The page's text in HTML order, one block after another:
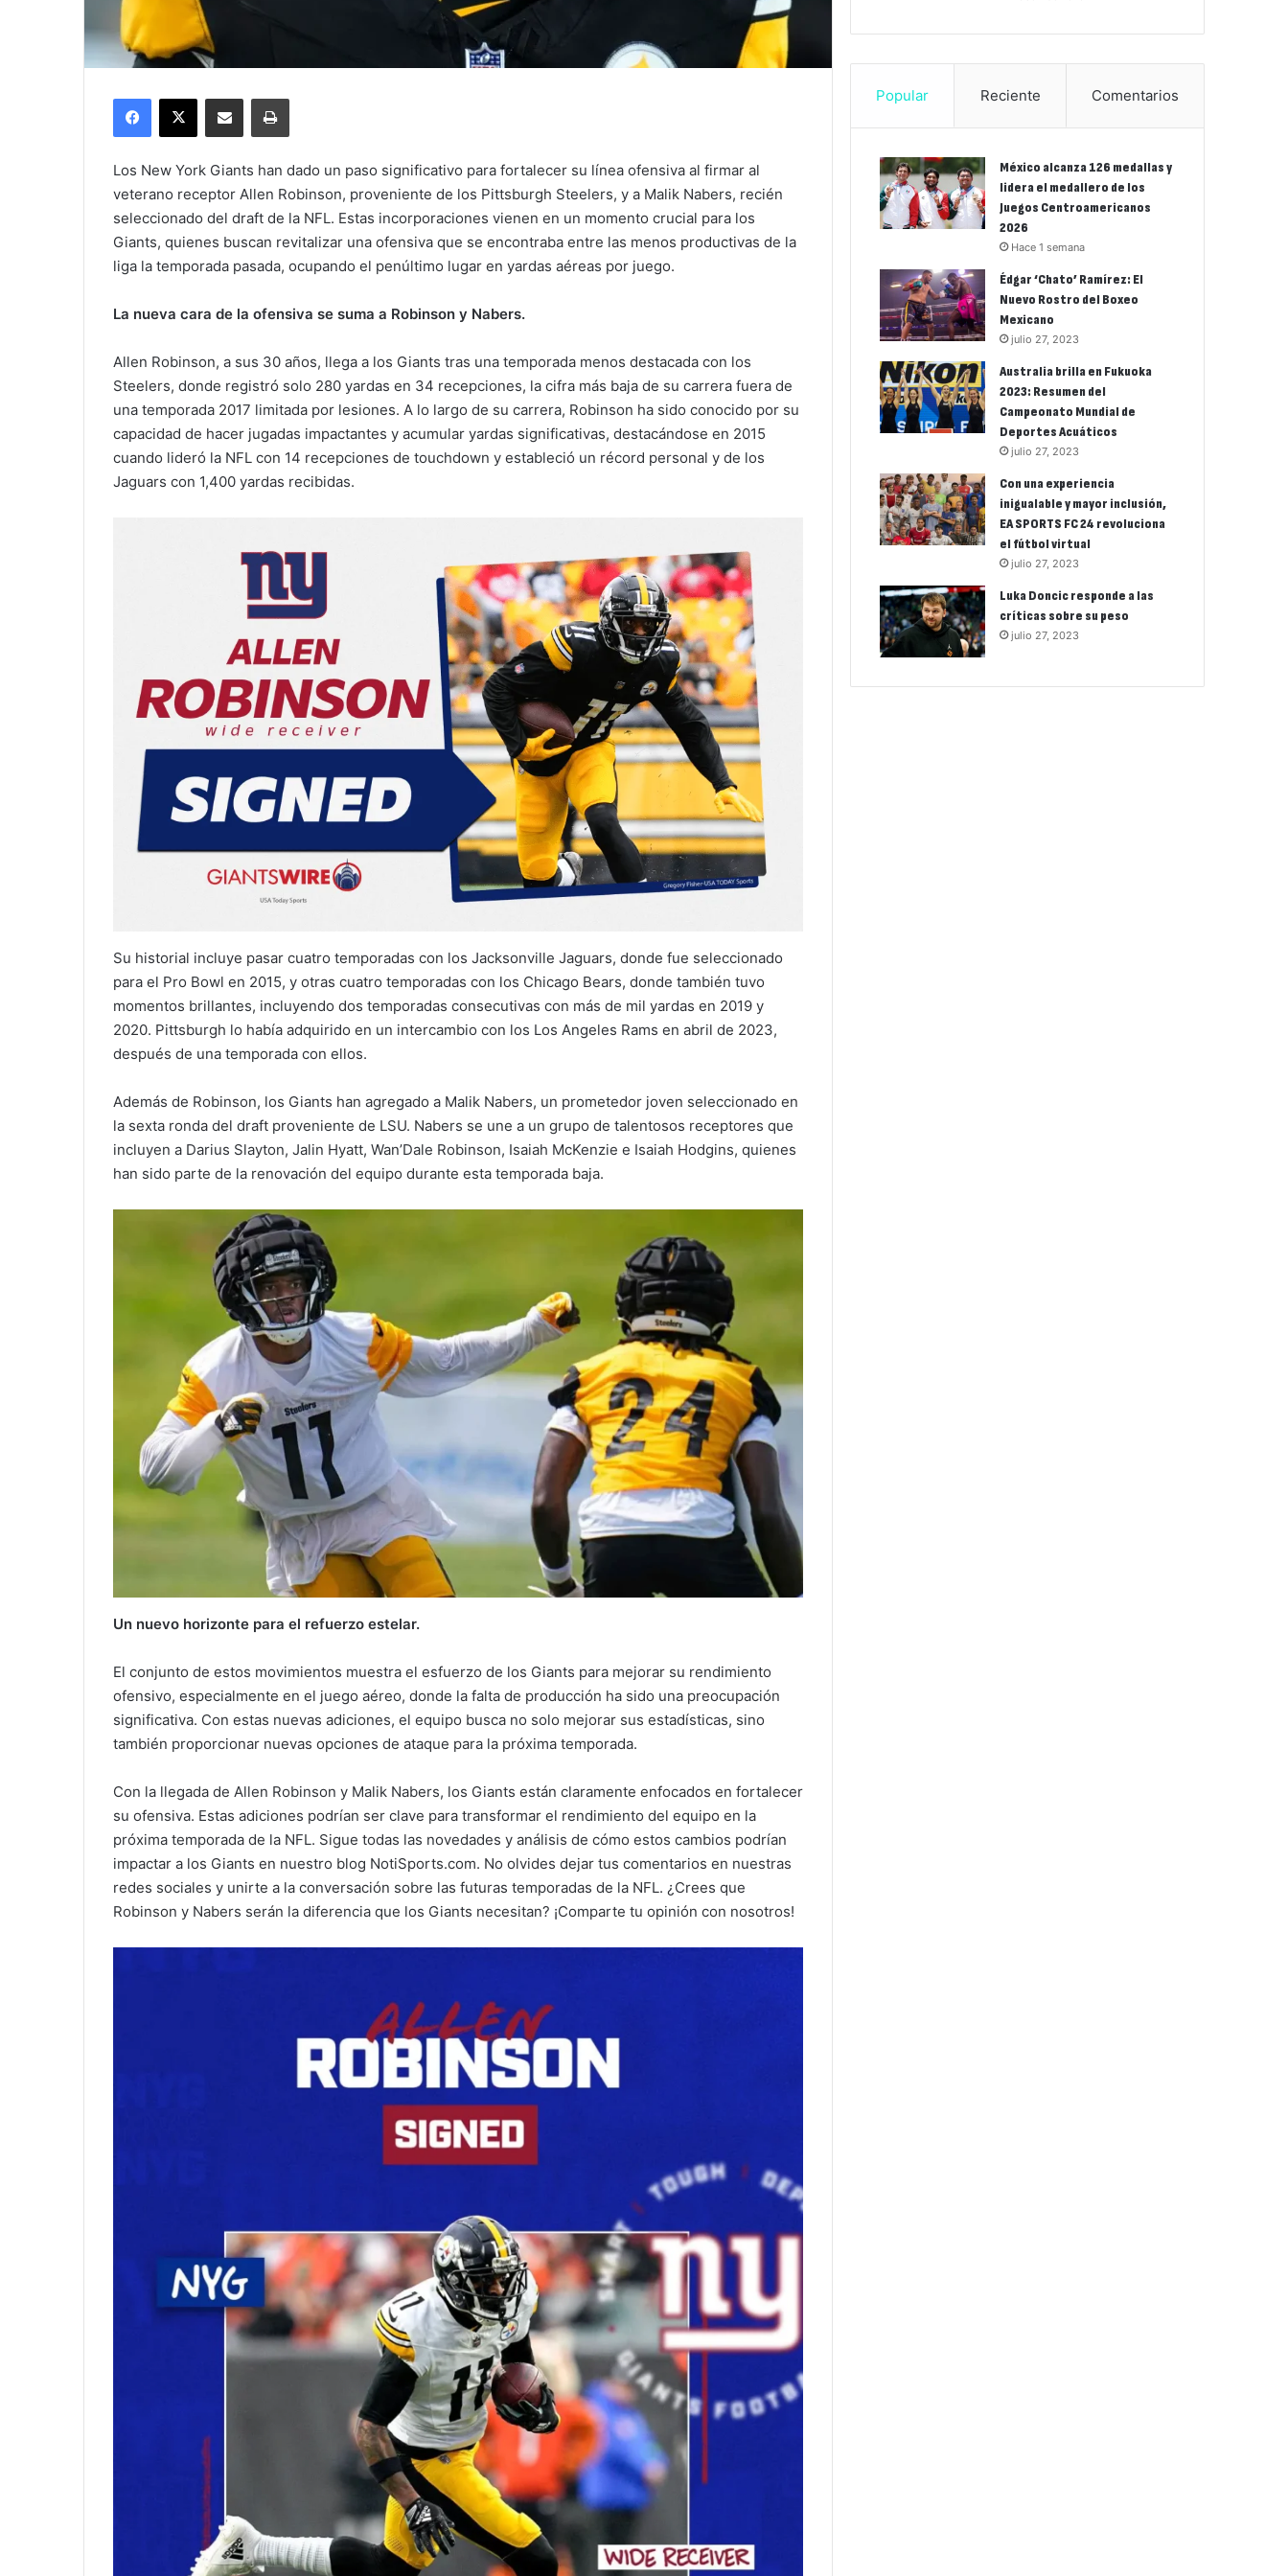
Facebook
X Compartir por correo electrónicoImprimir
Los New York Giants han dado un paso significativo para fortalecer su línea ofensiva al firmar al
veterano receptor Allen Robinson, proveniente de los Pittsburgh Steelers, y a Malik Nabers, recién
seleccionado del draft de la NFL. Estas incorporaciones vienen en un momento crucial para los
Giants, quienes buscan revitalizar una ofensiva que se encontraba entre las menos productivas de la
liga la temporada pasada, ocupando el penúltimo lugar en yardas aéreas por juego.
La nueva cara de la ofensiva se suma a Robinson y Nabers.
Allen Robinson, a sus 30 años, llega a los Giants tras una temporada menos destacada con los
Steelers, donde registró solo 280 yardas en 34 recepciones, la cifra más baja de su carrera fuera de
una temporada 2017 limitada por lesiones. A lo largo de su carrera, Robinson ha sido conocido por su
capacidad de hacer jugadas impactantes y acumular yardas significativas, destacándose en 2015
cuando lideró la NFL con 14 recepciones de touchdown y estableció un récord personal y de los
Jaguars con 1,400 yardas recibidas.
Su historial incluye pasar cuatro temporadas con los Jacksonville Jaguars, donde fue seleccionado
para el Pro Bowl en 2015, y otras cuatro temporadas con los Chicago Bears, donde también tuvo
momentos brillantes, incluyendo dos temporadas consecutivas con más de mil yardas en 2019 y
2020. Pittsburgh lo había adquirido en un intercambio con los Los Angeles Rams en abril de 2023,
después de una temporada con ellos.
Además de Robinson, los Giants han agregado a Malik Nabers, un prometedor joven seleccionado en
la sexta ronda del draft proveniente de LSU. Nabers se une a un grupo de talentosos receptores que
incluyen a Darius Slayton, Jalin Hyatt, Wan’Dale Robinson, Isaiah McKenzie e Isaiah Hodgins, quienes
han sido parte de la renovación del equipo durante esta temporada baja.
Un nuevo horizonte para el refuerzo estelar.
El conjunto de estos movimientos muestra el esfuerzo de los Giants para mejorar su rendimiento
ofensivo, especialmente en el juego aéreo, donde la falta de producción ha sido una preocupación
significativa. Con estas nuevas adiciones, el equipo busca no solo mejorar sus estadísticas, sino
también proporcionar nuevas opciones de ataque para la próxima temporada.
Con la llegada de Allen Robinson y Malik Nabers, los Giants están claramente enfocados en fortalecer
su ofensiva. Estas adiciones podrían ser clave para transformar el rendimiento del equipo en la
próxima temporada de la NFL. Sigue todas las novedades y análisis de cómo estos cambios podrían
impactar a los Giants en nuestro blog NotiSports.com. No olvides dejar tus comentarios en nuestras
redes sociales y unirte a la conversación sobre las futuras temporadas de la NFL. ¿Crees que
Robinson y Nabers serán la diferencia que los Giants necesitan? ¡Comparte tu opinión con nosotros!
Popular Reciente Comentarios
México alcanza 126 medallas y
lidera el medallero de los
Juegos Centroamericanos
2026
Hace 1 semana
Édgar ‘Chato’ Ramírez: El
Nuevo Rostro del Boxeo
Mexicano
julio 27, 2023
Australia brilla en Fukuoka
2023: Resumen del
Campeonato Mundial de
Deportes Acuáticos
julio 27, 2023
Con una experiencia
inigualable y mayor inclusión,
EA SPORTS FC 24 revoluciona
el fútbol virtual
julio 27, 2023
Luka Doncic responde a las
críticas sobre su peso
julio 27, 2023